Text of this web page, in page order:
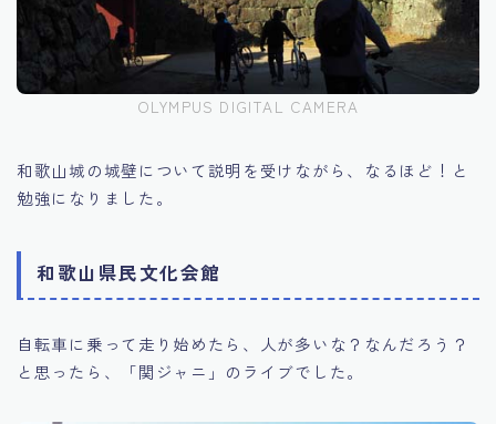
OLYMPUS DIGITAL CAMERA
和歌山城の城壁について説明を受けながら、なるほど！と
勉強になりました。
和歌山県民文化会館
自転車に乗って走り始めたら、人が多いな？なんだろう？
と思ったら、「関ジャニ」のライブでした。